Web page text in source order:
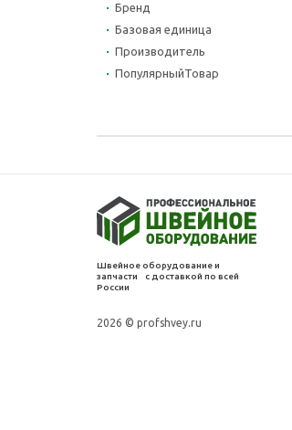
Бренд
Базовая единица
Производитель
ПопулярныйТовар
Швейное оборудование и
запчасти с доставкой по всей
России
2026 © profshvey.ru